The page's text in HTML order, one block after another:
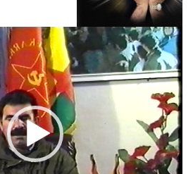
مشغل
الفيديو